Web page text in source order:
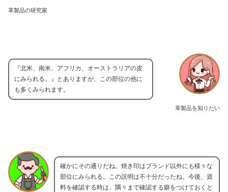
革製品の研究家
革製品を知りたい
『北米、南米、アフリカ、オーストラリアの皮
にみられる。』とありますが、この部位の他に
も多くみられます。
確かにその通りだね。焼き印はブランド以外にも様々な
部位にみられる。この説明は不十分だったね。今後、資
料を確認する時は、隅々まで確認する癖をつけておくと